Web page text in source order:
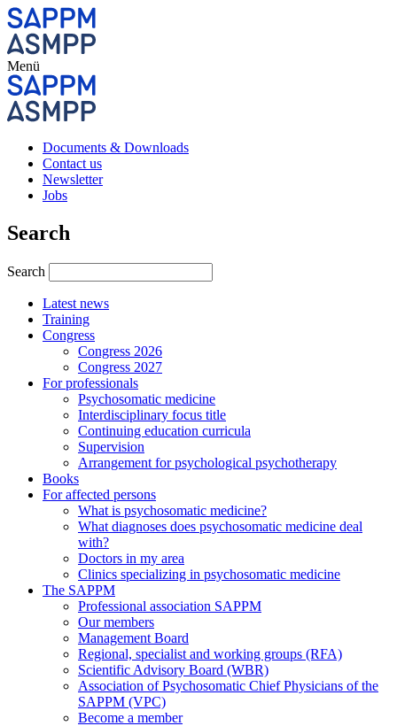
Menü
Documents & Downloads
Contact us
Newsletter
Jobs
Search
Search
Latest news
Training
Congress
Congress 2026
Congress 2027
For professionals
Psychosomatic medicine
Interdisciplinary focus title
Continuing education curricula
Supervision
Arrangement for psychological psychotherapy
Books
For affected persons
What is psychosomatic medicine?
What diagnoses does psychosomatic medicine deal
with?
Doctors in my area
Clinics specializing in psychosomatic medicine
The SAPPM
Professional association SAPPM
Our members
Management Board
Regional, specialist and working groups (RFA)
Scientific Advisory Board (WBR)
Association of Psychosomatic Chief Physicians of the
SAPPM (VPC)
Become a member